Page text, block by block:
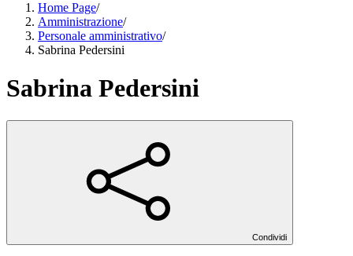
Home Page/
Amministrazione/
Personale amministrativo/
Sabrina Pedersini
Sabrina Pedersini
Condividi